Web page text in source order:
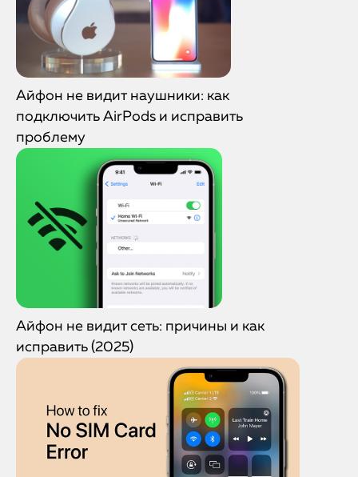
Айфон не видит наушники: как
подключить AirPods и исправить
проблему
Айфон не видит сеть: причины и как
исправить (2025)